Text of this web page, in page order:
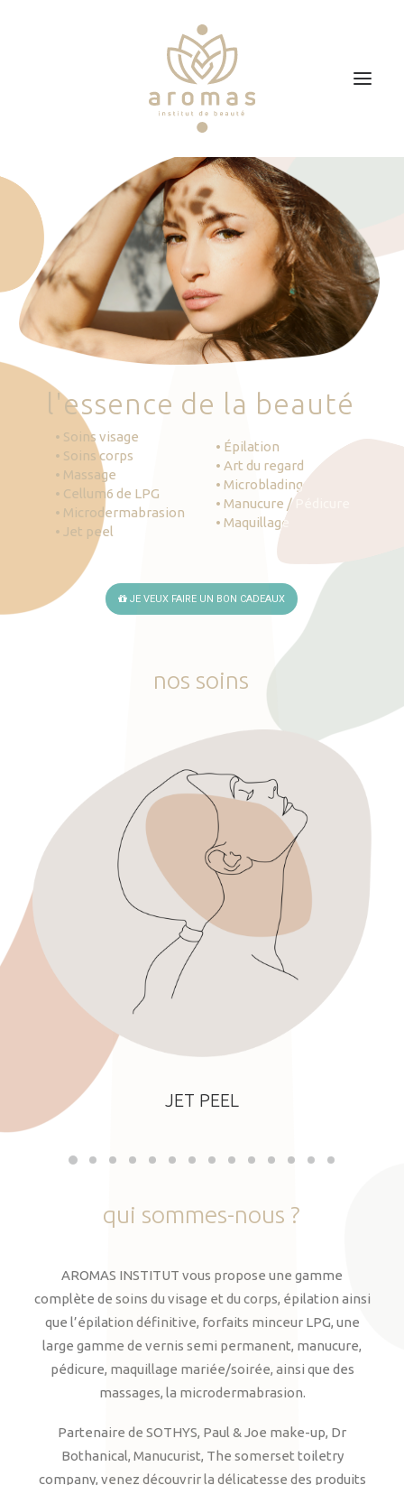
Soins
Je veux faire un bon cadeau
Plan d’accès
Prendre RDV
'essence de la beauté
• Soins visage
• Soins corps
• Massage
• Cellum6 de LPG
• Microdermabrasion
• Jet peel
• Épilation
• Art du regard
• Microblading
• Manucure / Pédicure
• Maquillage
JE VEUX FAIRE UN BON CADEAUX
nos soins
JET PEEL
qui sommes-nous ?
AROMAS INSTITUT vous propose une gamme
complète de soins du visage et du corps, épilation ainsi
que l’épilation définitive, forfaits minceur LPG, une
large gamme de vernis semi permanent, manucure,
pédicure, maquillage mariée/soirée, ainsi que des
massages, la microdermabrasion.
Partenaire de SOTHYS, Paul & Joe make-up, Dr
Bothanical, Manucurist, The somerset toiletry
company, venez découvrir la délicatesse des produits